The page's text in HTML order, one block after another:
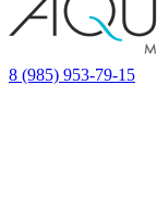
8 (985) 953-79-15